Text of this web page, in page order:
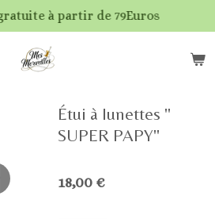
à partir de 79Euros
Étui à lunettes "
SUPER PAPY"
18,00 €